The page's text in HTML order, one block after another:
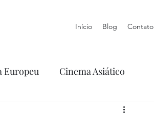
Início Blog Contato
Europeu Cinema Asiático